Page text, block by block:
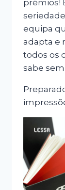
prémios!
equipa
adapta e
todos os
sabe